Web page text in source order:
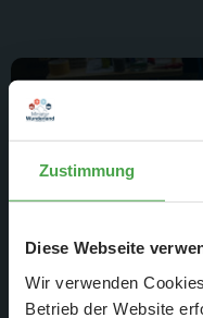
Zustimmung
Diese Webseite
Wir verwenden
Betrieb der Website